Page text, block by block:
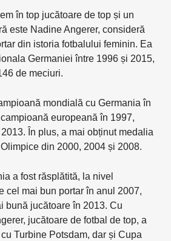
în top jucătoare de top și un
este Nadine Angerer, consideră
din istoria fotbalului feminin. Ea
Germaniei între 1996 și 2015,
de meciuri.
mondială cu Germania în
europeană în 1997,
În plus, a mai obținut medalia
din 2000, 2004 și 2008.
a fost răsplătită, la nivel
cel mai bun portar în anul 2007,
bună jucătoare în 2013. Cu
jucătoare de fotbal de top, a
Turbine Potsdam, dar și Cupa